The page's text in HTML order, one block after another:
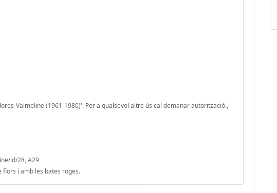
Valmeline (1961-1980)'. Per a qualsevol altre ús cal demanar autorització.,
id/28, A29
flors i amb les bates roges.